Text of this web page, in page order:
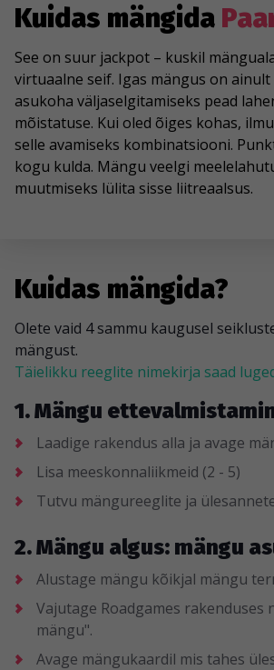
Kuidas mängida
See on suur jackpot – kuskil
virtuaalne seif. Igas mängus on ainult
asukoha väljaselgitamiseks pead
mõistatuse. Kui oled õiges kohas,
selle avamiseks kombinatsiooni.
kogu kulda. Mängu veelgi
muutmiseks lülita sisse liitreaalsus.
Kuidas mängida?
Olete vaid 4 sammu kaugusel
mängust.
Täielikku reeglite nimekirja saad
1. Mängu
Laadige rakendus alla ja avage
Lisa meeskonnaliikmeid (2 - 5)
Tutvu mängureeglite ja
2. Mängu algus: mängu
Alustage mängu kõikjal mängu
Vajutage Roadgames rakenduses
mängu".
Avage mängukaardil mis tahes